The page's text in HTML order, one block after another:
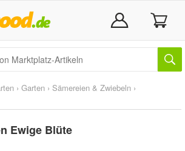
› Garten › Sämereien & Zwiebeln ›
Ewige Blüte